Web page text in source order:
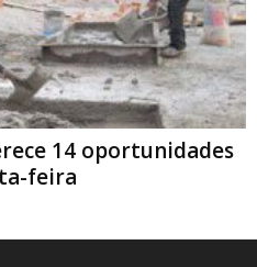
14 oportunidades
feira